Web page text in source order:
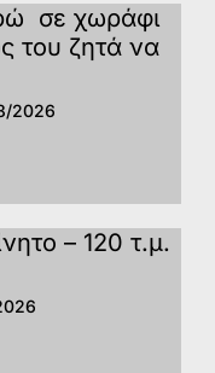
σε χωράφι
του ζητά να
2026
– 120 τ.μ.